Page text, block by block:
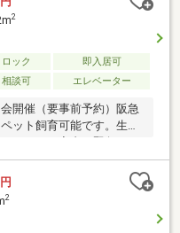
2
ック
即入居可
談可 エレベーター
開催（要事前予約）阪急
ット飼育可能です。生活
にレストラン、大浴場あ
2